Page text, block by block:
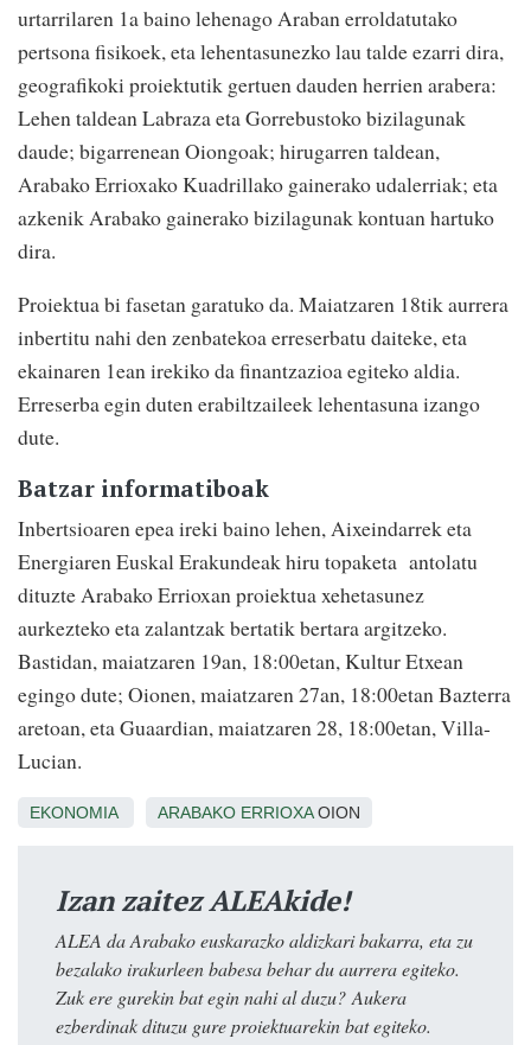
urtarrilaren 1a baino lehenago Araban erroldatutako
pertsona fisikoek, eta lehentasunezko lau talde ezarri dira,
geografikoki proiektutik gertuen dauden herrien arabera:
Lehen taldean Labraza eta Gorrebustoko bizilagunak
daude; bigarrenean Oiongoak; hirugarren taldean,
Arabako Errioxako Kuadrillako gainerako udalerriak; eta
azkenik Arabako gainerako bizilagunak kontuan hartuko
dira.
Proiektua bi fasetan garatuko da. Maiatzaren 18tik aurrera
inbertitu nahi den zenbatekoa erreserbatu daiteke, eta
ekainaren 1ean irekiko da finantzazioa egiteko aldia.
Erreserba egin duten erabiltzaileek lehentasuna izango
dute.
Batzar informatiboak
Inbertsioaren epea ireki baino lehen, Aixeindarrek eta
Energiaren Euskal Erakundeak hiru topaketa antolatu
dituzte Arabako Errioxan proiektua xehetasunez
aurkezteko eta zalantzak bertatik bertara argitzeko.
Bastidan, maiatzaren 19an, 18:00etan, Kultur Etxean
egingo dute; Oionen, maiatzaren 27an, 18:00etan Bazterra
aretoan, eta Guaardian, maiatzaren 28, 18:00etan, Villa-
Lucian.
EKONOMIA ARABAKO ERRIOXAOION
Izan zaitez ALEAkide!
ALEA da Arabako euskarazko aldizkari bakarra, eta zu
bezalako irakurleen babesa behar du aurrera egiteko.
Zuk ere gurekin bat egin nahi al duzu? Aukera
ezberdinak dituzu gure proiektuarekin bat egiteko.